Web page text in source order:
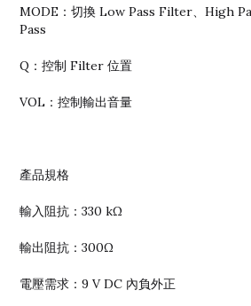
MODE：切換 Low Pass Filter、High
Pass
Q：控制 Filter 位置
VOL：控制輸出音量
產品規格
輸入阻抗：330 kΩ
輸出阻抗：300Ω
電壓需求：9 V DC 內負外正